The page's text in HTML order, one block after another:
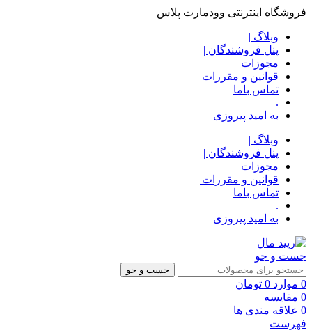
فروشگاه اینترنتی وودمارت پلاس
وبلاگ |
پنل فروشندگان |
مجوزات |
قوانین و مقررات |
تماس باما
.
به امید پیروزی
وبلاگ |
پنل فروشندگان |
مجوزات |
قوانین و مقررات |
تماس باما
.
به امید پیروزی
جست و جو
جست و جو
0 موارد 0 تومان
0 مقایسه
0 علاقه مندی ها
فهرست